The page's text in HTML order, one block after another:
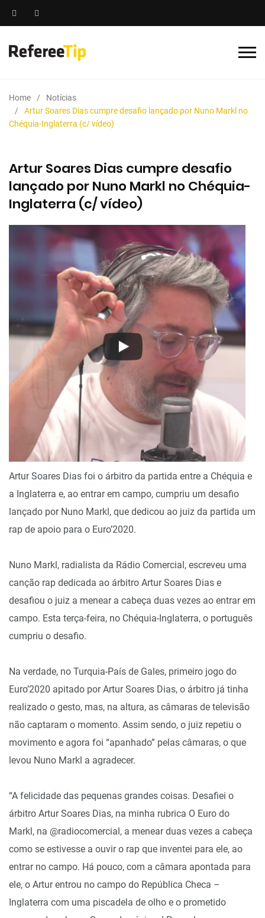
Home
Notícias
Artur Soares Dias cumpre desafio lançado por Nuno Markl no
Chéquia-Inglaterra (c/ vídeo)
Artur Soares Dias cumpre desafio
lançado por Nuno Markl no Chéquia-
Inglaterra (c/ vídeo)
Artur Soares Dias foi o árbitro da partida entre a Chéquia e
a Inglaterra e, ao entrar em campo, cumpriu um desafio
lançado por Nuno Markl, que dedicou ao juiz da partida um
rap de apoio para o Euro’2020.
Nuno Markl, radialista da Rádio Comercial, escreveu uma
canção rap dedicada ao árbitro Artur Soares Dias e
desafiou o juiz a menear a cabeça duas vezes ao entrar em
campo. Esta terça-feira, no Chéquia-Inglaterra, o português
cumpriu o desafio.
Na verdade, no Turquia-País de Gales, primeiro jogo do
Euro’2020 apitado por Artur Soares Dias, o árbitro já tinha
realizado o gesto, mas, na altura, as câmaras de televisão
não captaram o momento. Assim sendo, o juiz repetiu o
movimento e agora foi “apanhado” pelas câmaras, o que
levou Nuno Markl a agradecer.
“A felicidade das pequenas grandes coisas. Desafiei o
árbitro Artur Soares Dias, na minha rubrica O Euro do
Markl, na @radiocomercial, a menear duas vezes a cabeça
como se estivesse a ouvir o rap que inventei para ele, ao
entrar no campo. Há pouco, com a câmara apontada para
ele, o Artur entrou no campo do República Checa –
Inglaterra com uma piscadela de olho e o prometido